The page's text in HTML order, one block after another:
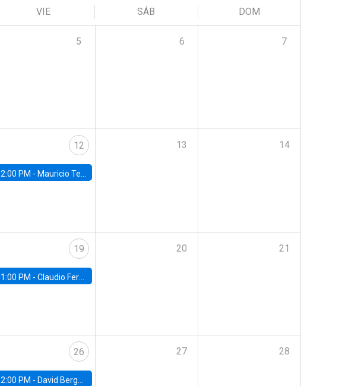
VIE SÁB DOM
5 6 7
12
2:00 PM - Mauricio Tejada, UDP
13 14
19
1:00 PM - Claudio Ferraz, British Columbia
20 21
26
2:00 PM - David Berger, Duke
27 28